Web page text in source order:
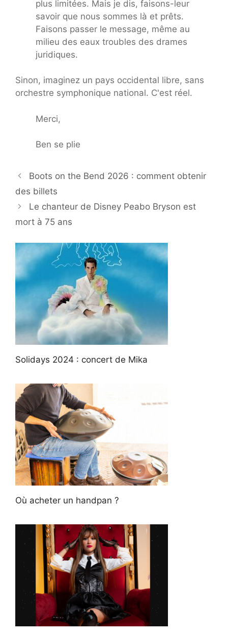
plus limitées. Mais je dis, faisons-leur
savoir que nous sommes là et prêts.
Faisons passer le message, même au
milieu des eaux troubles des drames
juridiques.
Sinon, imaginez un pays occidental libre, sans
orchestre symphonique national. C'est réel.
Merci,
Ben se plie
Boots on the Bend 2026 : comment obtenir
des billets
Le chanteur de Disney Peabo Bryson est
mort à 75 ans
Solidays 2024 : concert de Mika
Où acheter un handpan ?